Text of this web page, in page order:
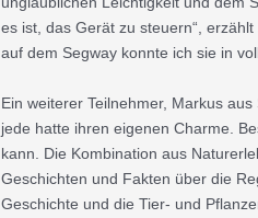
es ist, das Gerät zu steuern“,
auf dem Segway konnte ich sie in
Ein weiterer Teilnehmer, Markus
jede hatte ihren eigenen Charme.
kann. Die Kombination aus
Geschichten und Fakten über die
Geschichte und die Tier- und